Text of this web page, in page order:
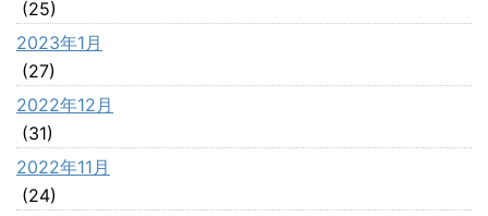
(25)
2023年1月
(27)
2022年12月
(31)
2022年11月
(24)